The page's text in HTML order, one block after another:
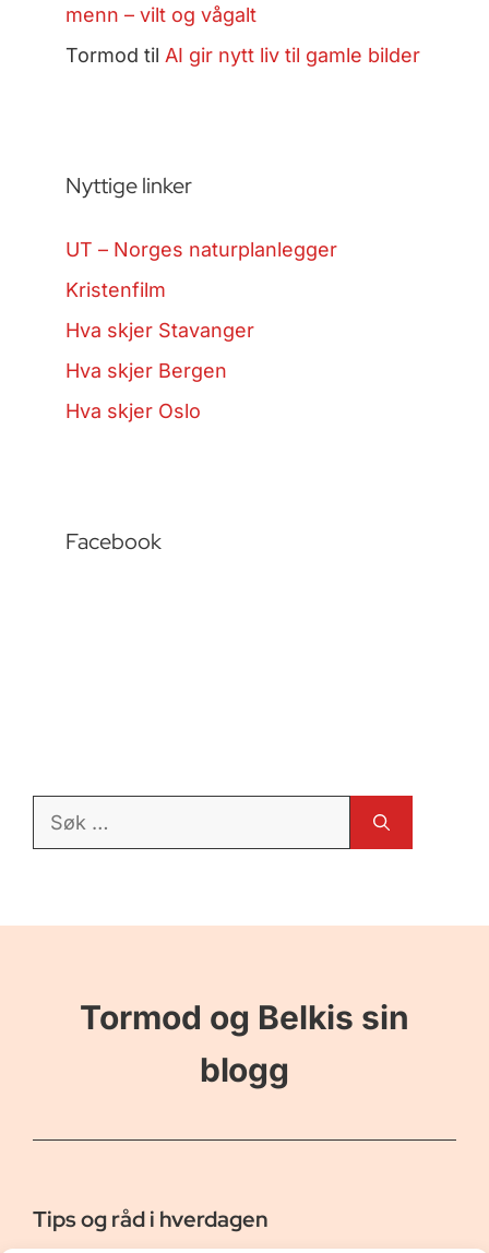
menn – vilt og vågalt
Tormod til AI gir nytt liv til gamle bilder
Nyttige linker
UT – Norges naturplanlegger
Kristenfilm
Hva skjer Stavanger
Hva skjer Bergen
Hva skjer Oslo
Facebook
Søk
Tormod og Belkis sin
blogg
Tips og råd i hverdagen